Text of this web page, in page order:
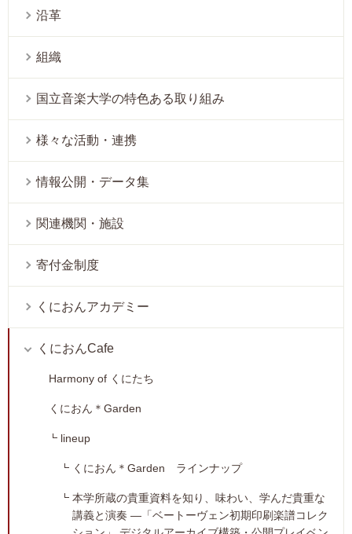
沿革
組織
国立音楽大学の特色ある取り組み
様々な活動・連携
情報公開・データ集
関連機関・施設
寄付金制度
くにおんアカデミー
くにおんCafe
Harmony of くにたち
くにおん＊Garden
lineup
くにおん＊Garden ラインナップ
本学所蔵の貴重資料を知り、味わい、学んだ貴重な
講義と演奏 ―「ベートーヴェン初期印刷楽譜コレク